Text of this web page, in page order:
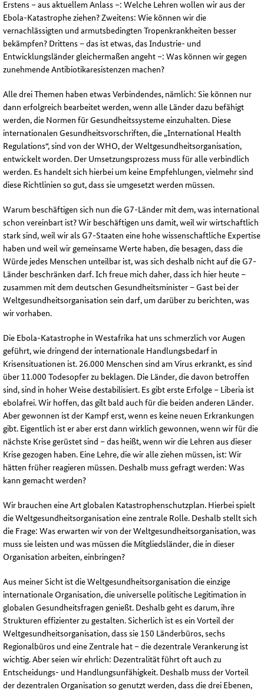
Erstens – aus aktuellem Anlass –: Welche Lehren wollen wir aus der
Ebola-Katastrophe ziehen? Zweitens: Wie können wir die
vernachlässigten und armutsbedingten Tropenkrankheiten besser
bekämpfen? Drittens – das ist etwas, das Industrie- und
Entwicklungsländer gleichermaßen angeht –: Was können wir gegen
zunehmende Antibiotikaresistenzen machen?
Alle drei Themen haben etwas Verbindendes, nämlich: Sie können nur
dann erfolgreich bearbeitet werden, wenn alle Länder dazu befähigt
werden, die Normen für Gesundheitssysteme einzuhalten. Diese
internationalen Gesundheitsvorschriften, die „International Health
Regulations“, sind von der WHO, der Weltgesundheitsorganisation,
entwickelt worden. Der Umsetzungsprozess muss für alle verbindlich
werden. Es handelt sich hierbei um keine Empfehlungen, vielmehr sind
diese Richtlinien so gut, dass sie umgesetzt werden müssen.
Warum beschäftigen sich nun die G7-Länder mit dem, was international
schon vereinbart ist? Wir beschäftigen uns damit, weil wir wirtschaftlich
stark sind, weil wir als G7-Staaten eine hohe wissenschaftliche Expertise
haben und weil wir gemeinsame Werte haben, die besagen, dass die
Würde jedes Menschen unteilbar ist, was sich deshalb nicht auf die G7-
Länder beschränken darf. Ich freue mich daher, dass ich hier heute –
zusammen mit dem deutschen Gesundheitsminister – Gast bei der
Weltgesundheitsorganisation sein darf, um darüber zu berichten, was
wir vorhaben.
Die Ebola-Katastrophe in Westafrika hat uns schmerzlich vor Augen
geführt, wie dringend der internationale Handlungsbedarf in
Krisensituationen ist. 26.000 Menschen sind am Virus erkrankt, es sind
über 11.000 Todesopfer zu beklagen. Die Länder, die davon betroffen
sind, sind in hoher Weise destabilisiert. Es gibt erste Erfolge – Liberia ist
ebolafrei. Wir hoffen, das gilt bald auch für die beiden anderen Länder.
Aber gewonnen ist der Kampf erst, wenn es keine neuen Erkrankungen
gibt. Eigentlich ist er aber erst dann wirklich gewonnen, wenn wir für die
nächste Krise gerüstet sind – das heißt, wenn wir die Lehren aus dieser
Krise gezogen haben. Eine Lehre, die wir alle ziehen müssen, ist: Wir
hätten früher reagieren müssen. Deshalb muss gefragt werden: Was
kann gemacht werden?
Wir brauchen eine Art globalen Katastrophenschutzplan. Hierbei spielt
die Weltgesundheitsorganisation eine zentrale Rolle. Deshalb stellt sich
die Frage: Was erwarten wir von der Weltgesundheitsorganisation, was
muss sie leisten und was müssen die Mitgliedsländer, die in dieser
Organisation arbeiten, einbringen?
Aus meiner Sicht ist die Weltgesundheitsorganisation die einzige
internationale Organisation, die universelle politische Legitimation in
globalen Gesundheitsfragen genießt. Deshalb geht es darum, ihre
Strukturen effizienter zu gestalten. Sicherlich ist es ein Vorteil der
Weltgesundheitsorganisation, dass sie 150 Länderbüros, sechs
Regionalbüros und eine Zentrale hat – die dezentrale Verankerung ist
wichtig. Aber seien wir ehrlich: Dezentralität führt oft auch zu
Entscheidungs- und Handlungsunfähigkeit. Deshalb muss der Vorteil
der dezentralen Organisation so genutzt werden, dass die drei Ebenen,